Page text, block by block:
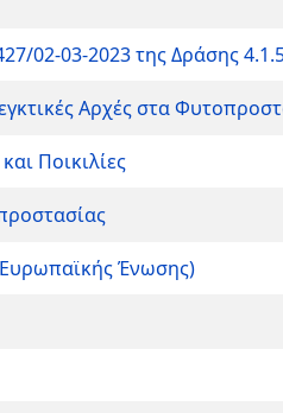
02-03-2023 της Δράσης
Αρχές στα
Ποικιλίες
Ευρωπαϊκής Ένωσης)